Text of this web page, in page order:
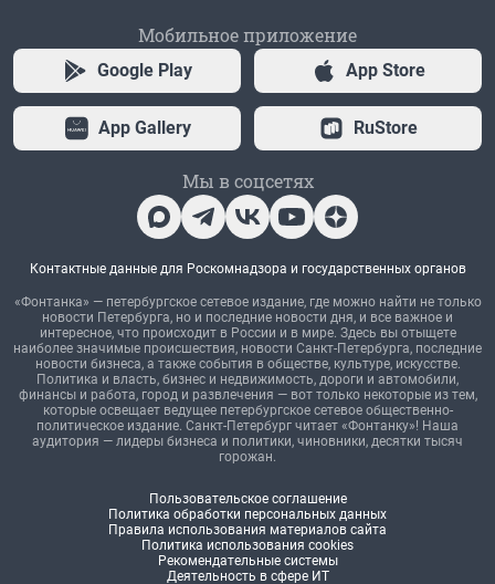
Мобильное приложение
Google Play App Store
App Gallery RuStore
Мы в соцсетях
Контактные данные для Роскомнадзора и государственных органов
«Фонтанка» — петербургское сетевое издание, где можно найти не только
новости Петербурга, но и последние новости дня, и все важное и
интересное, что происходит в России и в мире. Здесь вы отыщете
наиболее значимые происшествия, новости Санкт-Петербурга, последние
новости бизнеса, а также события в обществе, культуре, искусстве.
Политика и власть, бизнес и недвижимость, дороги и автомобили,
финансы и работа, город и развлечения — вот только некоторые из тем,
которые освещает ведущее петербургское сетевое общественно-
политическое издание. Санкт-Петербург читает «Фонтанку»! Наша
аудитория — лидеры бизнеса и политики, чиновники, десятки тысяч
горожан.
Пользовательское соглашение
Политика обработки персональных данных
Правила использования материалов сайта
Политика использования cookies
Рекомендательные системы
Деятельность в сфере ИТ